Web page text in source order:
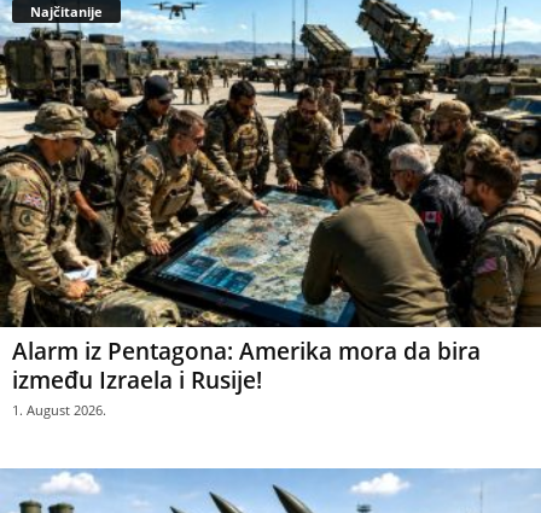
Najčitanije
Alarm iz Pentagona: Amerika mora da bira
između Izraela i Rusije!
1. August 2026.